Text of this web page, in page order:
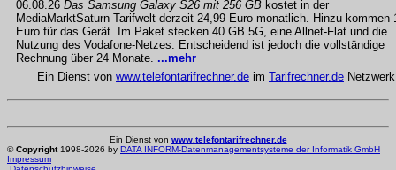
06.08.26 Das Samsung Galaxy S26 mit 256 GB kostet in der
MediaMarktSaturn Tarifwelt derzeit 24,99 Euro monatlich. Hinzu kommen
Euro für das Gerät. Im Paket stecken 40 GB 5G, eine Allnet-Flat und die
Nutzung des Vodafone-Netzes. Entscheidend ist jedoch die vollständige
Rechnung über 24 Monate. ...mehr
Ein Dienst von www.telefontarifrechner.de im Tarifrechner.de Netzwerk
Ein Dienst von www.telefontarifrechner.de
©Copyright1998-2026 by DATA INFORM-Datenmanagementsysteme der Informatik GmbH
Impressum